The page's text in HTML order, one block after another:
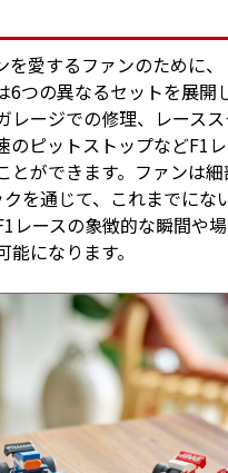
を愛するファンのために
6つの異なるセットを展開
レージでの修理、レース
のピットストップなどF1
とができます。ファンは
を通じて、これまでにな
レースの象徴的な瞬間や
になります。